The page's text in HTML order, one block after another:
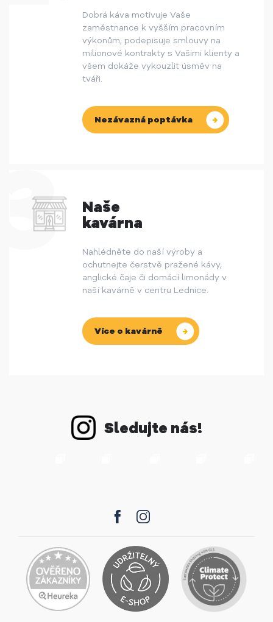
Dobrá káva motivuje Vaše
zaměstnance k vyšším pracovním
výkonům, podepisuje smlouvy na
milionové kontrakty s Vašimi klienty a
všem dokáže vykouzlit úsměv na
tváři.
Nezávazná poptávka
Naše
kavárna
Nahlédněte do naší výroby a
ochutnejte čerstvě pražené kávy,
anglické čaje či domácí limonády v
naší kavárně v centru Lednice.
Více o kavárně
Sledujte nás!